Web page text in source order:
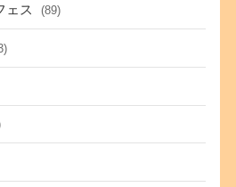
ェス (89)